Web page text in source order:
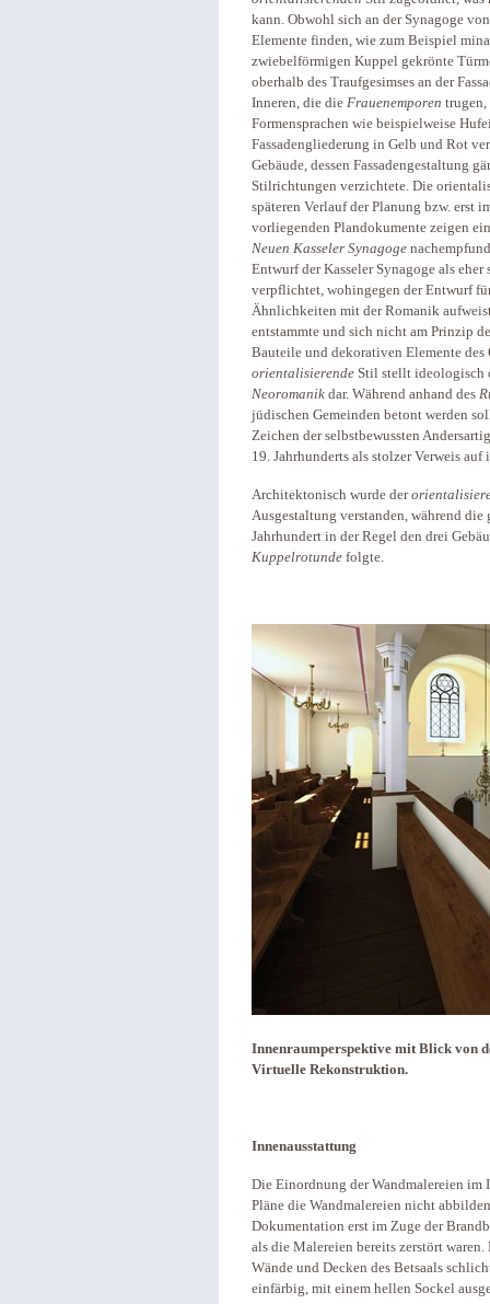
kann. Obwohl sich an der Synagoge
Elemente finden, wie zum Beispiel
zwiebelförmigen Kuppel gekrönte
oberhalb des Traufgesimses an der
Inneren, die die Frauenemporen
Formensprachen wie beispielweise
Fassadengliederung in Gelb und Rot
Gebäude, dessen Fassadengestaltung
Stilrichtungen verzichtete. Die
späteren Verlauf der Planung bzw. erst
vorliegenden Plandokumente zeigen
Neuen Kasseler Synagoge
Entwurf der Kasseler Synagoge als
verpflichtet, wohingegen der Entwurf
Ähnlichkeiten mit der Romanik
entstammte und sich nicht am Prinzip
Bauteile und dekorativen Elemente
orientalisierende Stil stellt ideologisch
Neoromanik dar. Während anhand des
jüdischen Gemeinden betont werden
Zeichen der selbstbewussten
19. Jahrhunderts als stolzer Verweis
Architektonisch wurde der
Ausgestaltung verstanden, während
Jahrhundert in der Regel den drei
Kuppelrotunde folgte.
Innenraumperspektive mit Blick von
Virtuelle Rekonstruktion.
Innenausstattung
Die Einordnung der Wandmalereien im
Pläne die Wandmalereien nicht
Dokumentation erst im Zuge der
als die Malereien bereits zerstört
Wände und Decken des Betsaals
einfärbig, mit einem hellen Sockel